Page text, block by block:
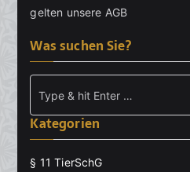
gelten unsere AGB
Was suchen Sie?
Kategorien
§ 11 TierSchG